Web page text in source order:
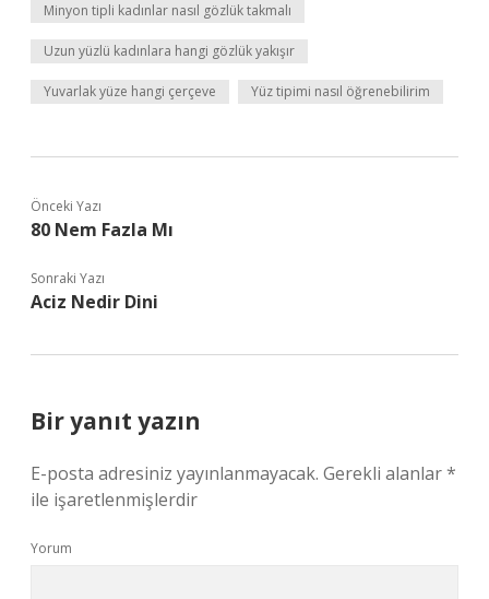
Minyon tipli kadınlar nasıl gözlük takmalı
Uzun yüzlü kadınlara hangi gözlük yakışır
Yuvarlak yüze hangi çerçeve Yüz tipimi nasıl öğrenebilirim
Önceki Yazı
80 Nem Fazla Mı
Sonraki Yazı
Aciz Nedir Dini
Bir yanıt yazın
E-posta adresiniz yayınlanmayacak. Gerekli alanlar*
ile işaretlenmişlerdir
Yorum